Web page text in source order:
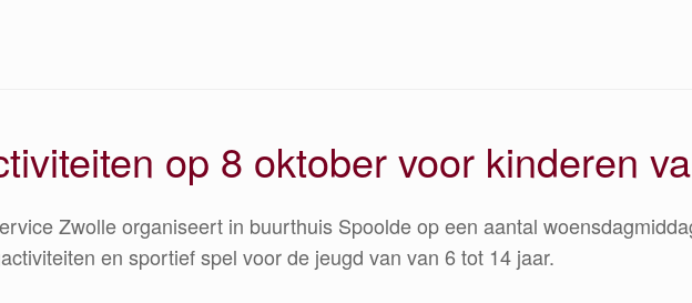
op 8 oktober voor kinderen
Zwolle organiseert in buurthuis Spoolde op een aantal
en sportief spel voor de jeugd van van 6 tot 14 jaar.